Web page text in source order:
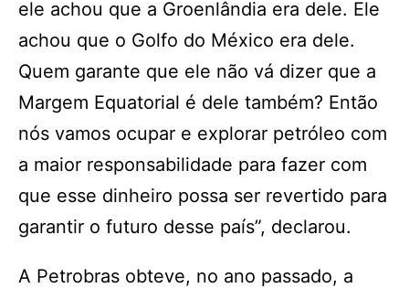
ele achou que a Groenlândia era dele. Ele
achou que o Golfo do México era dele.
Quem garante que ele não vá dizer que a
Margem Equatorial é dele também? Então
nós vamos ocupar e explorar petróleo com
a maior responsabilidade para fazer com
que esse dinheiro possa ser revertido para
garantir o futuro desse país”, declarou.
A Petrobras obteve, no ano passado, a